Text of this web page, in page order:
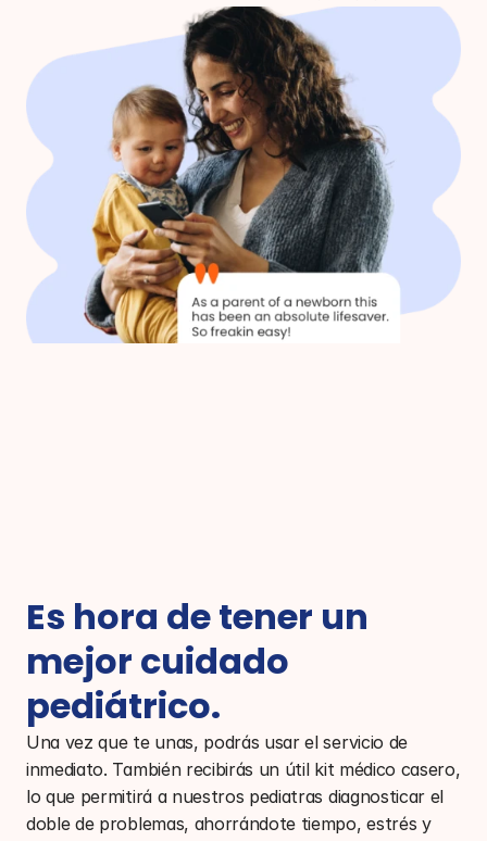
Es hora de tener un
mejor cuidado
pediátrico.
Una vez que te unas, podrás usar el servicio de
inmediato. También recibirás un útil kit médico casero,
lo que permitirá a nuestros pediatras diagnosticar el
doble de problemas, ahorrándote tiempo, estrés y